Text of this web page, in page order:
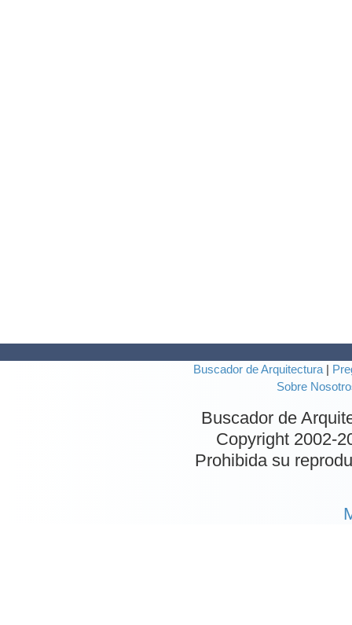
Buscador de Arquitectura
Sobre
Buscador de
Copyright 2002-
Prohibida su